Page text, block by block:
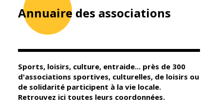
Contacts
Mairie
Élus
Enfance et
éducation
Guichet unique
Annuaire des associations
Sports, loisirs, culture, entraide... près de 300
d'associations sportives, culturelles, de loisirs ou
de solidarité participent à la vie locale.
Retrouvez ici toutes leurs coordonnées.